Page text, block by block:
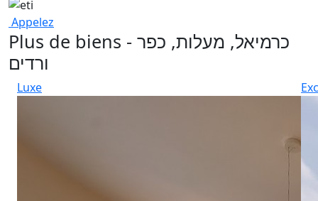
Appelez
Plus de biens - כרמיאל, מעלות, כפר
ורדים
Luxe